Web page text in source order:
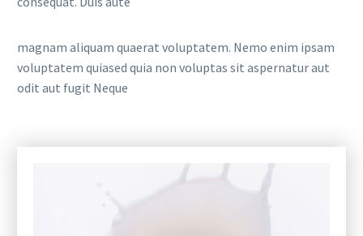
magnam aliquam quaerat voluptatem. Nemo enim ipsam
voluptatem quiased quia non voluptas sit aspernatur aut
odit aut fugit Neque